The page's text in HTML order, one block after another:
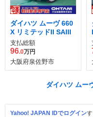
ダイハツ ムーヴ 660
X リミテッドII SAIII
支払総額
96.0万円
大阪府泉佐野市
ダイハツ ムー
Yahoo! JAPAN IDでログイン